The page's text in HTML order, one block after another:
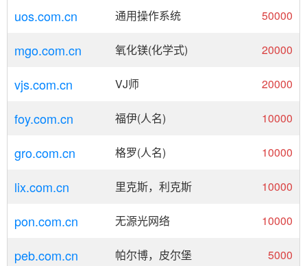
uos.com.cn 通用操作系统 50000
mgo.com.cn 氧化镁(化学式) 20000
vjs.com.cn VJ师 20000
foy.com.cn 福伊(人名) 10000
gro.com.cn 格罗(人名) 10000
lix.com.cn 里克斯，利克斯 10000
pon.com.cn 无源光网络 10000
peb.com.cn 帕尔博，皮尔堡 5000